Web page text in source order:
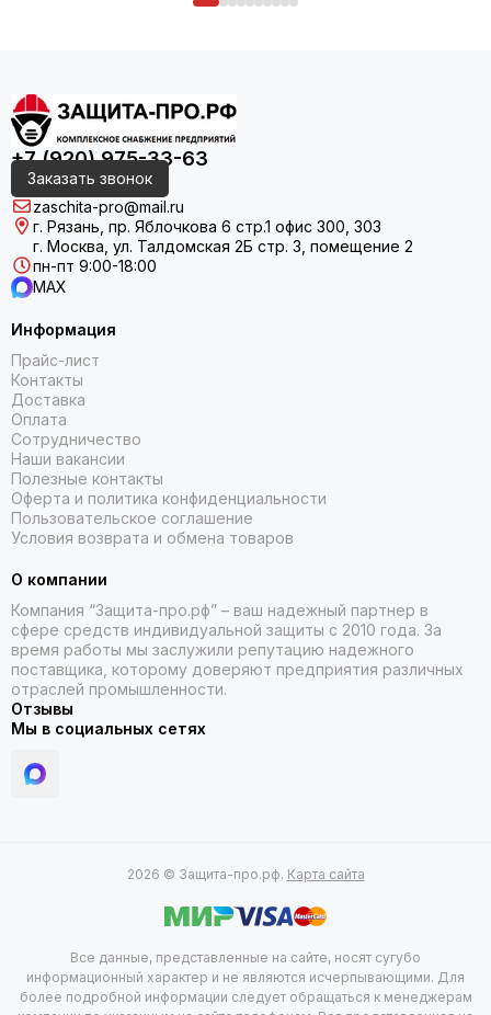
+7 (920) 975-33-63
Заказать звонок
zaschita-pro@mail.ru
г. Рязань, пр. Яблочкова 6 стр.1 офис 300, 303
г. Москва, ул. Талдомская 2Б стр. 3, помещение 2
пн-пт 9:00-18:00
MAX
Информация
Прайс-лист
Контакты
Доставка
Оплата
Сотрудничество
Наши вакансии
Полезные контакты
Оферта и политика конфиденциальности
Пользовательское соглашение
Условия возврата и обмена товаров
О компании
Компания “Защита-про.рф” – ваш надежный партнер в
сфере средств индивидуальной защиты с 2010 года. За
время работы мы заслужили репутацию надежного
поставщика, которому доверяют предприятия различных
отраслей промышленности.
Отзывы
Мы в социальных сетях
2026 © Защита-про.рф. Карта сайта
Все данные, представленные на сайте, носят сугубо
информационный характер и не являются исчерпывающими. Для
более подробной информации следует обращаться к менеджерам